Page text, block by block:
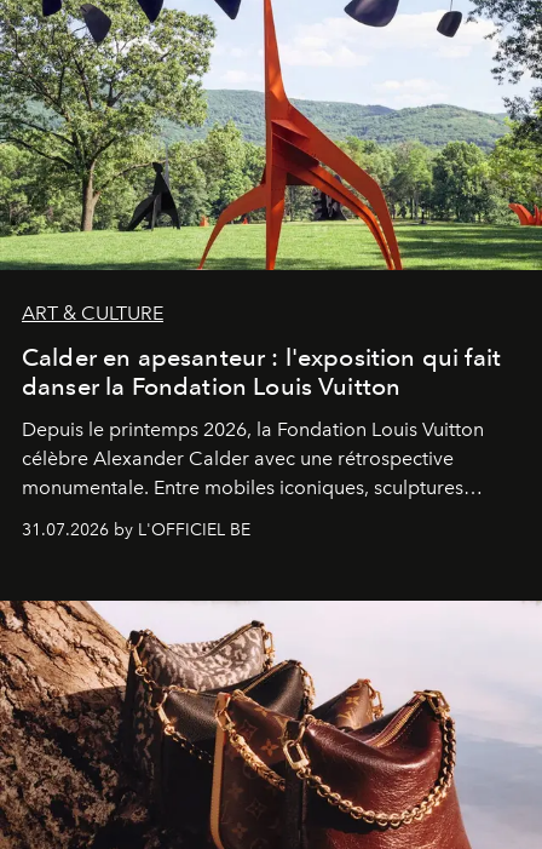
ART & CULTURE
Calder en apesanteur : l'exposition qui fait
danser la Fondation Louis Vuitton
Depuis le printemps 2026, la Fondation Louis Vuitton
célèbre Alexander Calder avec une rétrospective
monumentale. Entre mobiles iconiques, sculptures
monumentales et poésie du mouvement, l'artiste
américain investit les espaces imaginés par Frank Gehry
sculpture.
31.07.2026 by L'OFFICIEL BE